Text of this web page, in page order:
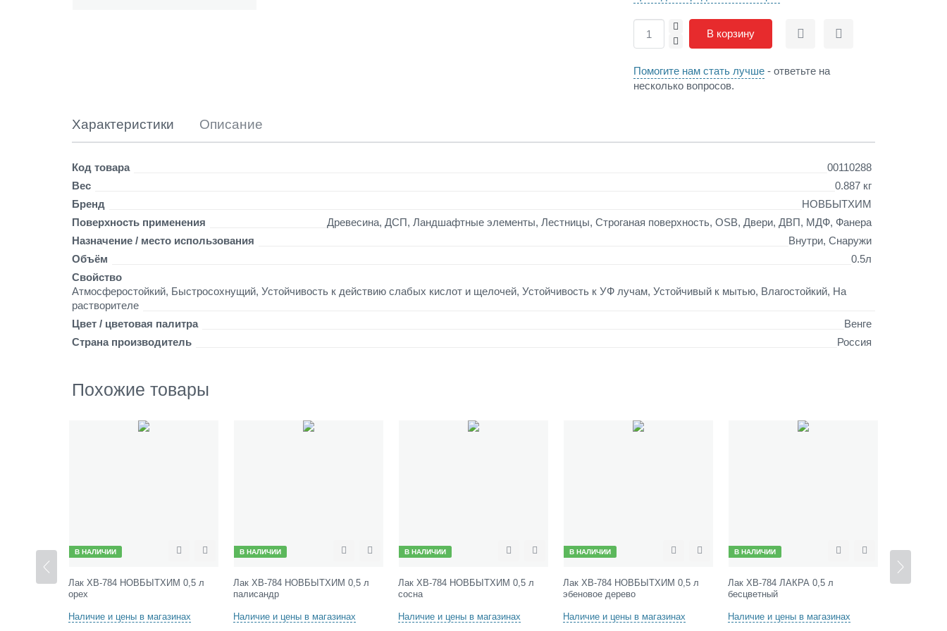
-
+
В корзину
СравнитьОтложить
Помогите нам стать лучше - ответьте на
несколько вопросов.
Характеристики Описание
Детали
Код товара
00110288
Вес
0.887 кг
Бренд
НОВБЫТХИМ
Поверхность применения
Древесина, ДСП, Ландшафтные элементы, Лестницы, Строганая поверхность, OSB, Двери, ДВП, МДФ, Фанера
Назначение / место использования
Внутри, Снаружи
Объём
0.5л
Свойство
Атмосферостойкий, Быстросохнущий, Устойчивость к действию слабых кислот и щелочей, Устойчивость к УФ лучам, Устойчивый к мытью, Влагостойкий, На
растворителе
Цвет / цветовая палитра
Венге
Страна производитель
Россия
Похожие товары
Отложить
0,5 л
В НАЛИЧИИ СравнитьОтложить
Лак ХВ-784 НОВБЫТХИМ 0,5 л
орех
Наличие и цены в магазинах
В НАЛИЧИИ СравнитьОтложить
Лак ХВ-784 НОВБЫТХИМ 0,5 л
палисандр
Наличие и цены в магазинах
В НАЛИЧИИ СравнитьОтложить
Лак ХВ-784 НОВБЫТХИМ 0,5 л
сосна
Наличие и цены в магазинах
В НАЛИЧИИ СравнитьОтложить
Лак ХВ-784 НОВБЫТХИМ 0,5 л
эбеновое дерево
Наличие и цены в магазинах
В НАЛИЧИИ СравнитьОтложить
Лак ХВ-784 ЛАКРА 0,5 л
бесцветный
Наличие и цены в магазинах
В НАЛИЧИИ
Лак ХВ-784